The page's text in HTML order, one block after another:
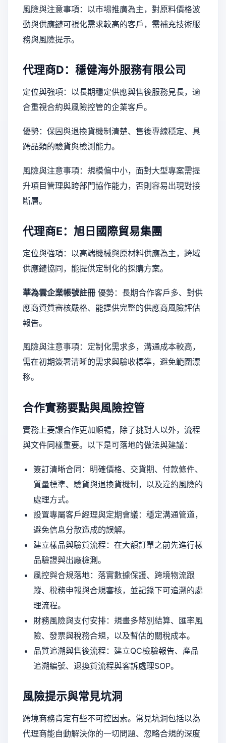
風險與注意事項：以市場推廣為主，對原料價格波
動與供應鏈可視化需求較高的客戶，需補充技術服
務與風險提示。
代理商D：穩健海外服務有限公司
定位與強項：以長期穩定供應與售後服務見長，適
合重視合約與風險控管的企業客戶。
優勢：保固與退換貨機制清楚、售後專線穩定、具
跨品類的驗貨與檢測能力。
風險與注意事項：規模偏中小，面對大型專案需提
升項目管理與跨部門協作能力，否則容易出現對接
斷層。
代理商E：旭日國際貿易集團
定位與強項：以高端機械與原材料供應為主，跨域
供應鏈協同，能提供定制化的採購方案。
華為雲企業帳號註冊 優勢：長期合作客戶多、對供
應商資質審核嚴格、能提供完整的供應商風險評估
報告。
風險與注意事項：定制化需求多，溝通成本較高，
需在初期簽署清晰的需求與驗收標準，避免範圍漂
移。
合作實務要點與風險控管
實務上要讓合作更加順暢，除了挑對人以外，流程
與文件同樣重要。以下是可落地的做法與建議：
簽訂清晰合同：明確價格、交貨期、付款條件、
質量標準、驗貨與退換貨機制，以及違約風險的
處理方式。
設置專屬客戶經理與定期會議：穩定溝通管道，
避免信息分散造成的誤解。
建立樣品與驗貨流程：在大額訂單之前先進行樣
品驗證與出廠檢測。
風控與合規落地：落實數據保護、跨境物流跟
蹤、稅務申報與合規審核，並記錄下可追溯的處
理流程。
財務風險與支付安排：規畫多幣別結算、匯率風
險、發票與稅務合規，以及暫估的關稅成本。
品質追溯與售後流程：建立QC檢驗報告、產品
追溯編號、退換貨流程與客訴處理SOP。
風險提示與常見坑洞
跨境商務肯定有些不可控因素。常見坑洞包括以為
代理商能自動解決你的一切問題、忽略合規的深度